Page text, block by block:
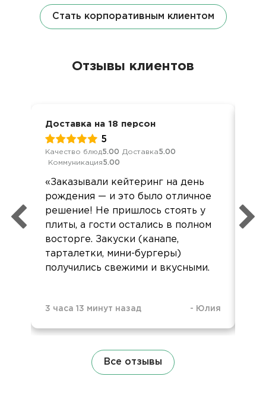
Стать корпоративным клиентом
Отзывы клиентов
Доставка на 18 персон
5
Качество блюд5.00 Доставка5.00
Коммуникация5.00
«Заказывали кейтеринг на день
рождения — и это было отличное
решение! Не пришлось стоять у
плиты, а гости остались в полном
восторге. Закуски (канапе,
тарталетки, мини-бургеры)
получились свежими и вкусными.
3 часа 13 минут назад - Юлия
Все отзывы